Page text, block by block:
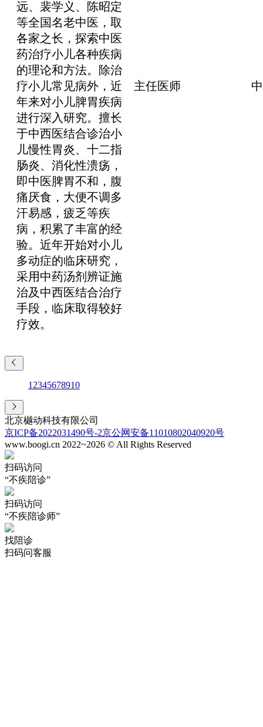
远、裴学义、陈昭定
等全国名老中医，取
各家之长，探索中医
药治疗小儿各种疾病
的理论和方法。除治
疗小儿常见病外，近
年来对小儿脾胃疾病
进行深入研究。擅长
于中西医结合诊治小
儿慢性胃炎、十二指
肠炎、消化性溃疡，
即中医脾胃不和，腹
痛厌食，大便不调多
汗易感，疲乏等疾
病，积累了丰富的经
验。近年开始对小儿
多动症的临床研究，
采用中药汤剂辨证施
治及中西医结合治疗
手段，临床取得较好
疗效。
主任医师
1 2345678910
北京樾动科技有限公司
京ICP备2022031490号-2京公网安备11010802040920号
www.boogi.cn 2022~2026 © All Rights Reserved
扫码访问
“不疾陪诊”
扫码访问
“不疾陪诊师”
找陪诊
扫码问客服